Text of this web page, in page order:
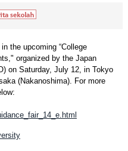
the upcoming “College
organized by the Japan
on Saturday, July 12, in Tokyo
(Nakanoshima). For more